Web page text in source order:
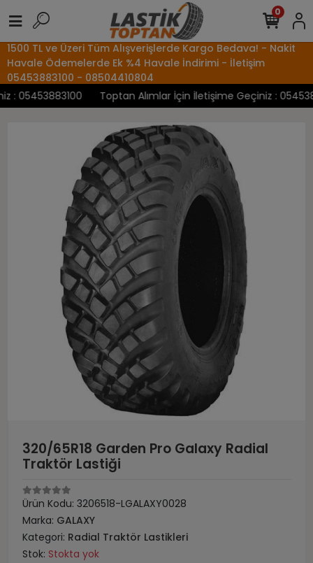
1500 TL ve Üzeri Tüm Alışverişlerde Kargo Bedava! - Nakit
Havale Ödemelerde Ek %4 Havale İndirimi - İletişim
05453883100 - 08504410804
05453883100
Toptan Alımlar İçin İletişime Geçiniz :
0
320/65R18 Garden Pro Galaxy Radial
Traktör Lastiği
Ürün Kodu: 3206518-LGALAXY0028
Marka: GALAXY
Kategori: Radial Traktör Lastikleri
Stok: Stokta yok